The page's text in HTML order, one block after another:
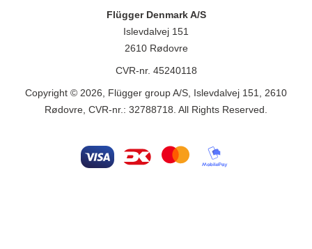
Flügger Denmark A/S
Islevdalvej 151
2610 Rødovre
CVR-nr. 45240118
Copyright © 2026, Flügger group A/S, Islevdalvej 151, 2610
Rødovre, CVR-nr.: 32788718. All Rights Reserved.